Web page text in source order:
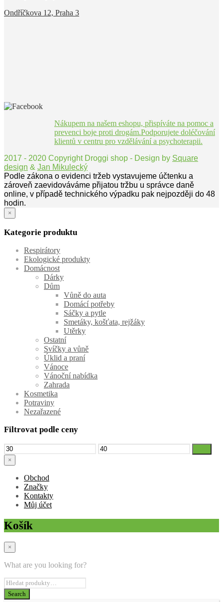
Ondříčkova 12, Praha 3
Nákupem na našem eshopu, přispíváte na pomoc a
prevenci boje proti drogám.Podporujete doléčování
klientů v centru pro vzdělávání a psychoterapii.
2017 - 2020 Copyright Droggi shop - Design by Square
design & Jan Mikulecký
Podle zákona o evidenci tržeb vystavujeme účtenku a
zároveň zaevidováváme přijatou tržbu u správce daně
online, v případě technického výpadku pak nejpozději do 48
hodin.
×
Kategorie produktu
Respirátory
Ekologické produkty
Domácnost
Dárky
Dům
Vůně do auta
Domácí potřeby
Sáčky a pytle
Smetáky, košťata, rejžáky
Utěrky
Ostatní
Svíčky a vůně
Úklid a praní
Vánoce
Vánoční nabídka
Zahrada
Kosmetika
Potraviny
Nezařazené
Filtrovat podle ceny
Minimální
cena
Maximální
cena
×
Obchod
Značky
Kontakty
Můj účet
Košík
×
What are you looking for?